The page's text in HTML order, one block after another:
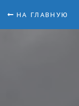
НА ГЛАВНУЮ